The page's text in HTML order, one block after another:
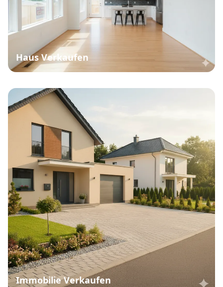
Haus Verkaufen
Immobilie Verkaufen